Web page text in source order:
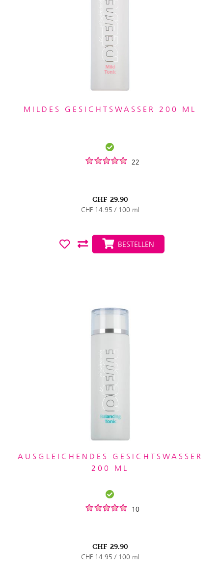
MILDES GESICHTSWASSER 200 ML
22
CHF 29.90
CHF 14.95 / 100 ml
BESTELLEN
AUSGLEICHENDES GESICHTSWASSER
200 ML
10
CHF 29.90
CHF 14.95 / 100 ml